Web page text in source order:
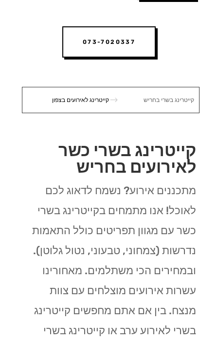
073-7020337
$ קייטרינג לאירועים בצפון קייטרינג בשרי בחריש
קייטרינג בשרי כשר
לאירועים בחריש
מתכננים אירוע? נשמח לדאוג לכם
לאוכל! אנו מתמחים בקייטרינג בשרי
כשר עם מגוון תפריטים כולל התאמות
נדרשות (צמחוני, טבעוני, נטול גלוטן).
ובמחירים הכי משתלמים. מאחורינו
עשרות אירועים מוצלחים עם צוות
מנצח. בין אם אתם מחפשים קייטרינג
בשרי לאירוע ערב או קייטרינג בשרי